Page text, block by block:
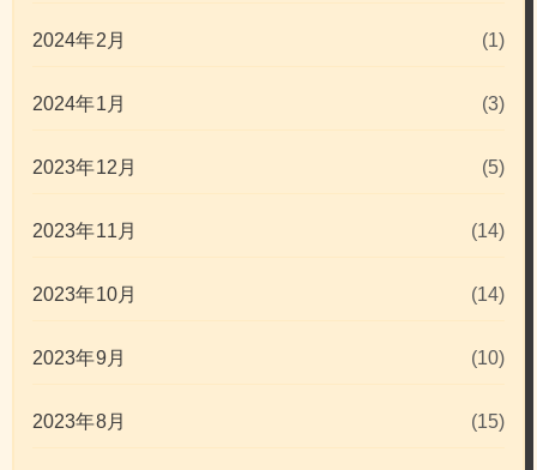
2024年2月 (1)
2024年1月 (3)
2023年12月 (5)
2023年11月 (14)
2023年10月 (14)
2023年9月 (10)
2023年8月 (15)